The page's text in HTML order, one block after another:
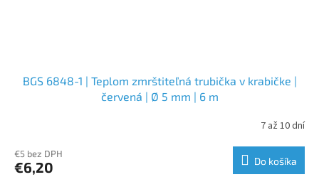
BGS 6848-1 | Teplom zmrštiteľná trubička v krabičke |
červená | Ø 5 mm | 6 m
7 až 10 dní
€5 bez DPH
€6,20 Do košíka